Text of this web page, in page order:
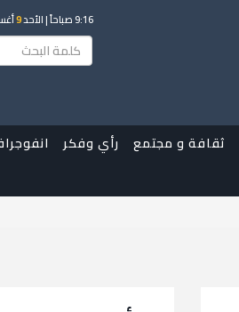
9:16 صباحاً | الأحد9
ثقافة و مجتمع رأي وفكر